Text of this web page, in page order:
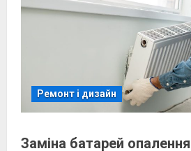
Ремонт і дизайн
Заміна батарей опалення